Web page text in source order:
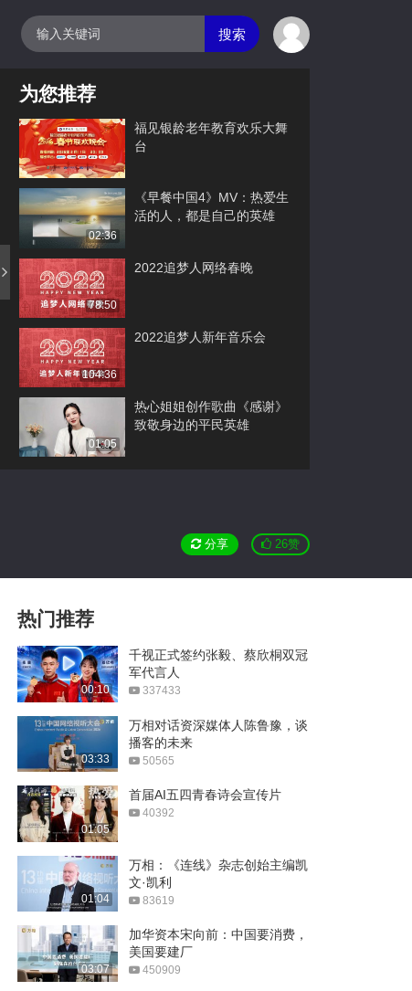
搜索
分享 26赞
为您推荐
福见银龄老年教育欢乐大舞
台
02:36
《早餐中国4》MV：热爱生
活的人，都是自己的英雄
78:50
2022追梦人网络春晚
104:36
2022追梦人新年音乐会
01:05
热心姐姐创作歌曲《感谢》
致敬身边的平民英雄
李玉刚《浮云散》人物向
02:55
03:48
Ghost Dance / 初音MIKU
04:40
18岁波兰小伙吉他指弹
03:15
10,000 Hours
在日月的璀璨间闪耀
热门推荐
00:10
千视正式签约张毅、蔡欣桐双冠
军代言人
337433
03:33
万相对话资深媒体人陈鲁豫，谈
播客的未来
50565
01:05
首届AI五四青春诗会宣传片
40392
01:04
万相：《连线》杂志创始主编凯
文·凯利
83619
03:07
加华资本宋向前：中国要消费，
美国要建厂
450909